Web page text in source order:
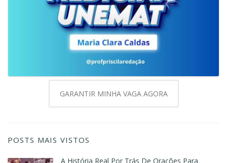
GARANTIR MINHA VAGA AGORA
POSTS MAIS VISTOS
A História Real Por Trás De Orações Para